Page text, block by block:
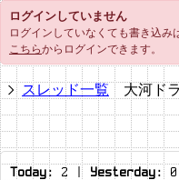
ログインしていません
ログインしていなくても書き込み
こちらからログインできます。
スレッド一覧 大河ド
Today: 2 | Yesterday:0